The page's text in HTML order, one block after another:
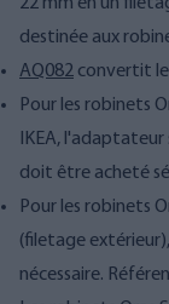
destinée aux
AQ082 convertit
Pour les robinets
IKEA, l'adaptateur
doit être acheté
Pour les robinets
(filetage
nécessaire.